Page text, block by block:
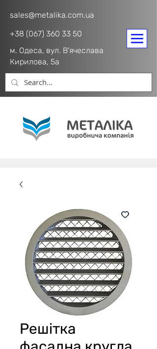
sales@metalika.com.ua
+38 (067) 360 33 50
м. Одеса, вул. В'ячеслава
Кирилова, 5а
Решітка